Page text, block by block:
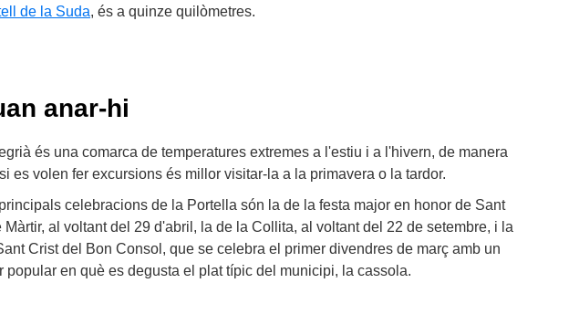
de la Suda, és a quinze quilòmetres.
anar-hi
és una comarca de temperatures extremes a l'estiu i a l'hivern, de manera
es volen fer excursions és millor visitar-la a la primavera o la tardor.
celebracions de la Portella són la de la festa major en honor de Sant
Màrtir, al voltant del 29 d'abril, la de la Collita, al voltant del 22 de setembre, i la
Crist del Bon Consol, que se celebra el primer divendres de març amb un
popular en què es degusta el plat típic del municipi, la cassola.